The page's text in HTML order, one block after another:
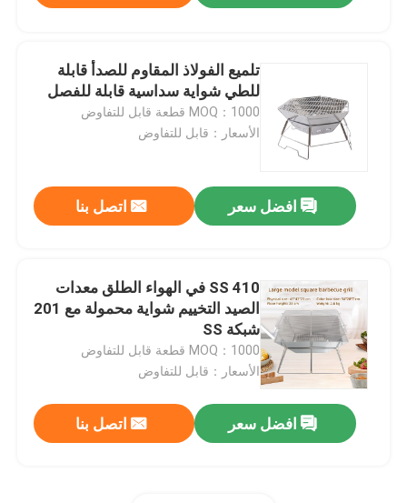
تلميع الفولاذ المقاوم للصدأ قابلة
للطي شواية سداسية قابلة للفصل
MOQ：1000 قطعة قابل للتفاوض
الأسعار：قابل للتفاوض
افضل سعر اتصل بنا
410 SS في الهواء الطلق معدات
الصيد التخييم شواية محمولة مع 201
شبكة SS
MOQ：1000 قطعة قابل للتفاوض
الأسعار：قابل للتفاوض
افضل سعر اتصل بنا